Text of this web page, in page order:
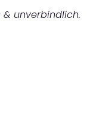
& unverbindlich.